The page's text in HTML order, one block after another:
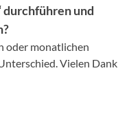
durchführen und
oder monatlichen
Vielen Dank